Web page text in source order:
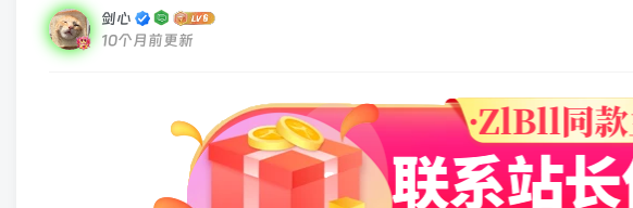
剑心
10个月前更新